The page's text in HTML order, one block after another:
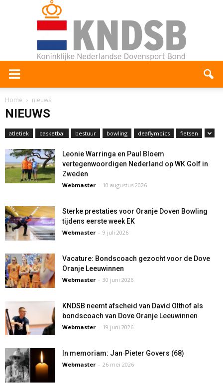
Home nieuws
NIEUWS
atletiek basketbal bestuur bowling deaflympics fietsen
Leonie Warringa en Paul Bloem
vertegenwoordigen Nederland op WK Golf in
Zweden
Webmaster - 10 augustus 2026
Sterke prestaties voor Oranje Doven Bowling
tijdens eerste week EK
Webmaster - 9 juli 2026
Vacature: Bondscoach gezocht voor de Dove
Oranje Leeuwinnen
Webmaster - 30 juni 2026
KNDSB neemt afscheid van David Olthof als
bondscoach van Dove Oranje Leeuwinnen
Webmaster - 19 juni 2026
In memoriam: Jan‑Pieter Govers (68)
Webmaster - 26 mei 2026